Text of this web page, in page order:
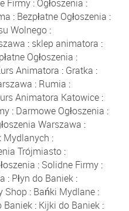
Firmy: Ogłoszenia :
: Bezpłatne Ogłoszenia :
Wolnego:
: sklep animatora :
Ogłoszenia :
Animatora : Gratka :
: Rumia :
Animatora Katowice :
: Darmowe Ogłoszenia :
Warszawa :
Mydlanych :
Trójmiasto :
: Solidne Firmy :
: Płyn do Baniek:
Shop : Bańki Mydlane :
Baniek : Kijki do Baniek :